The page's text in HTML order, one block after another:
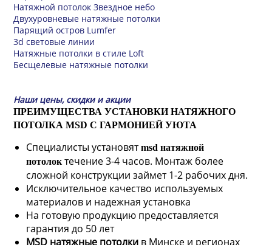
Натяжной потолок Звездное небо
Двухуровневые натяжные потолки
Парящий остров Lumfer
3d световые линии
Натяжные потолки в стиле Loft
Бесщелевые натяжные потолки
Наши цены, скидки и акции
ПРЕИМУЩЕСТВА УСТАНОВКИ НАТЯЖНОГО
ПОТОЛКА MSD С ГАРМОНИЕЙ УЮТА
Специалисты установятmsd натяжной
потолоктечение 3-4 часов. Монтаж более
сложной конструкции займет 1-2 рабочих дня.
Исключительное качество используемых
материалов и надежная установка
На готовую продукцию предоставляется
гарантия до 50 лет
MSD натяжные потолки в Минске и регионах